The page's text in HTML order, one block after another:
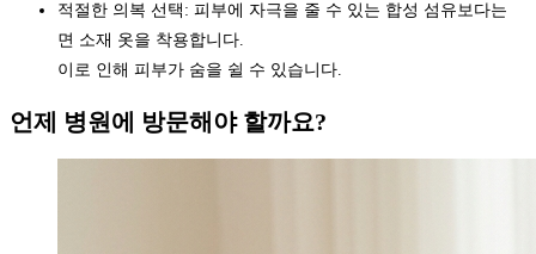
적절한 의복 선택: 피부에 자극을 줄 수 있는 합성 섬유보다는
면 소재 옷을 착용합니다.
이로 인해 피부가 숨을 쉴 수 있습니다.
언제 병원에 방문해야 할까요?